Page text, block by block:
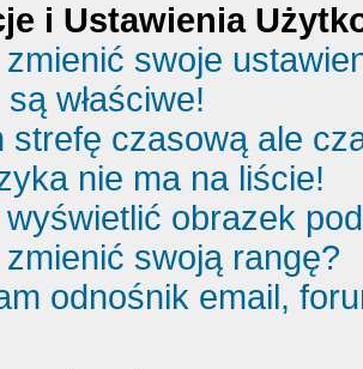
i Ustawienia
swoje
właściwe!
strefę czasową ale
nie ma na liście!
obrazek
swoją rangę?
odnośnik email,